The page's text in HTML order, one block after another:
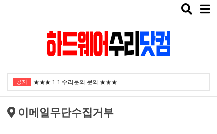
Toggle
공지 ★★★ 1:1 수리문의 문의 ★★★
2024년 한가위 휴일 안내
이메일무단수집거부